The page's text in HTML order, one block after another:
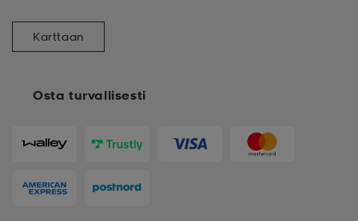
Osta turvallisesti
Karttaan